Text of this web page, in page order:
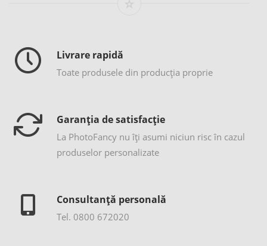
Livrare rapidă
Toate produsele din producția proprie
Garanția de satisfacție
La PhotoFancy nu îţi asumi niciun risc în cazul
produselor personalizate
Consultanță personală
Tel. 0800 672020